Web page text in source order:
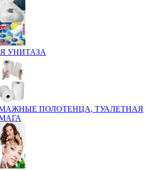
УНИТАЗА
ПОЛОТЕНЦА, ТУАЛЕТНАЯ